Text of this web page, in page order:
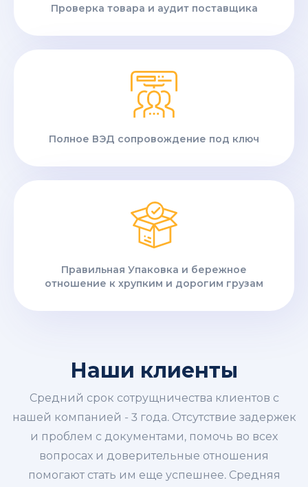
Проверка товара и аудит поставщика
Полное ВЭД сопровождение под ключ
Правильная Упаковка и бережное
отношение к хрупким и дорогим грузам
Наши клиенты
Средний срок сотрущничества клиентов с
нашей компанией - 3 года. Отсутствие задержек
и проблем с документами, помочь во всех
вопросах и доверительные отношения
помогают стать им еще успешнее. Средняя